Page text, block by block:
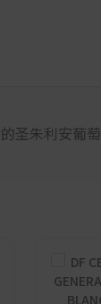
圣朱利安葡